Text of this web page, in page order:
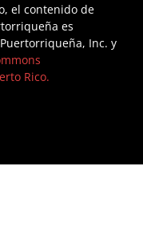
el contenido de
es
Inc. y
Rico.